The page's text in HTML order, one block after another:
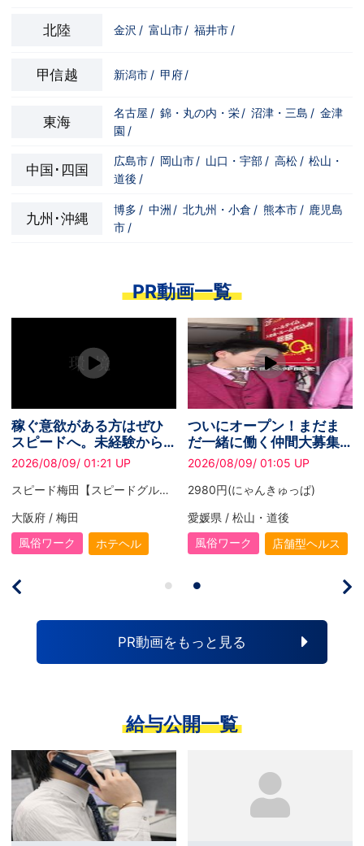
北陸 金沢 / 富山市 / 福井市 /
甲信越 新潟市 / 甲府 /
東海
名古屋 / 錦・丸の内・栄 / 沼津・三島 / 金津
園 /
中国･四国
広島市 / 岡山市 / 山口・宇部 / 高松 / 松山・
道後 /
九州･沖縄
博多 / 中洲 / 北九州・小倉 / 熊本市 / 鹿児島
市 /
PR動画一覧
稼ぐ意欲がある方はぜひ
スピードへ。未経験から
でも無理なく安定収入を
2026/08/09/ 01:21 UP
スピード梅田【スピードグループ】
大阪府 / 梅田
風俗ワーク
ホテヘル
ついにオープン！まだま
だ一緒に働く仲間大募集
中です！
2026/08/09/ 01:05 UP
2980円(にゃんきゅっぱ)
愛媛県 / 松山・道後
風俗ワーク
店舗型ヘルス
PR動画をもっと見る
給与公開一覧